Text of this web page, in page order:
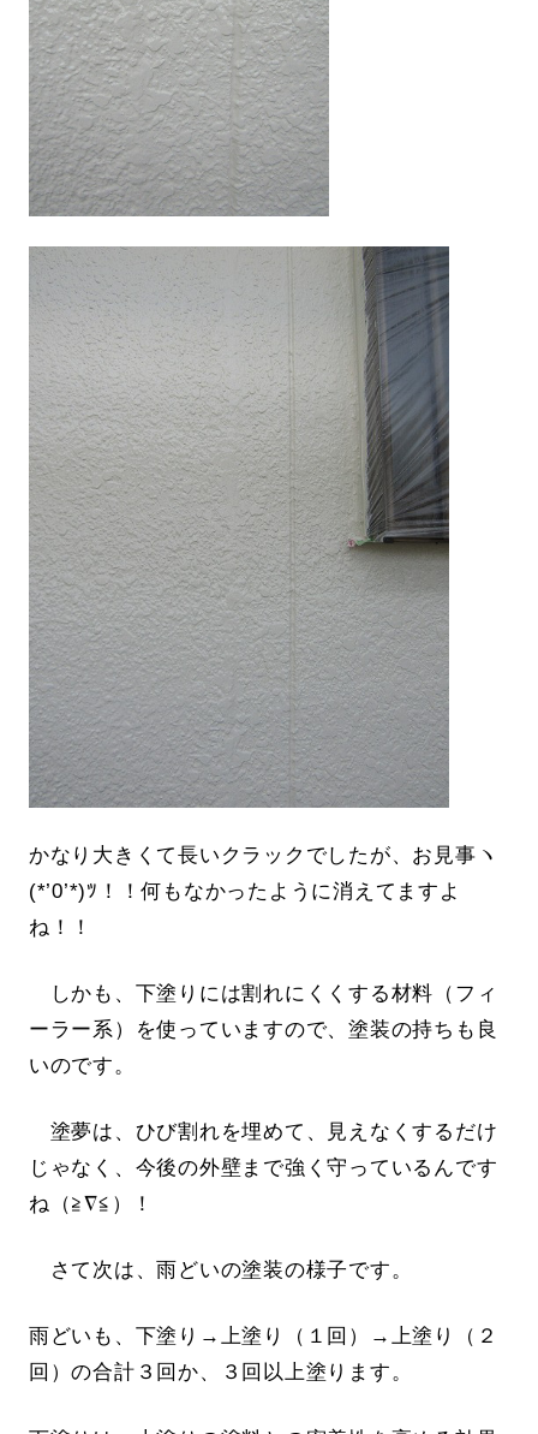
かなり大きくて長いクラックでしたが、お見事ヽ
(*’0’*)ﾂ！！何もなかったように消えてますよ
ね！！
しかも、下塗りには割れにくくする材料（フィ
ーラー系）を使っていますので、塗装の持ちも良
いのです。
塗夢は、ひび割れを埋めて、見えなくするだけ
じゃなく、今後の外壁まで強く守っているんです
ね（≧∇≦）！
さて次は、雨どいの塗装の様子です。
雨どいも、下塗り→上塗り（１回）→上塗り（２
回）の合計３回か、３回以上塗ります。